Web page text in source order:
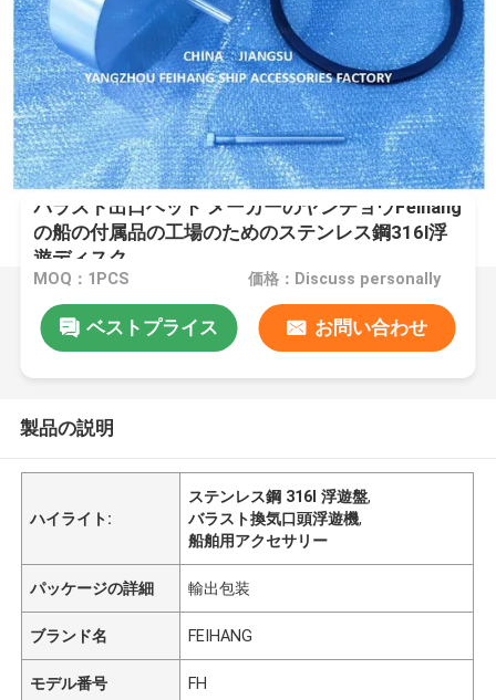
バラスト出口ヘッド メーカーのヤンチョウFeihang
の船の付属品の工場のためのステンレス鋼316l浮
遊ディスク
MOQ：1PCS 価格：Discuss personally
ベストプライス お問い合わせ
製品の説明
ハイライト:
ステンレス鋼 316l 浮遊盤,
バラスト換気口頭浮遊機,
船舶用アクセサリー
パッケージの詳細 輸出包装
ブランド名 FEIHANG
モデル番号 FH